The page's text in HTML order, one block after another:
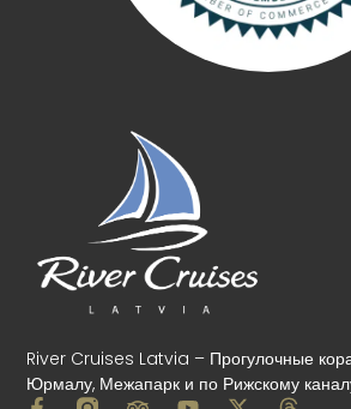
River Cruises Latvia – Прогулочные
Юрмалу, Межапарк и по Рижскому